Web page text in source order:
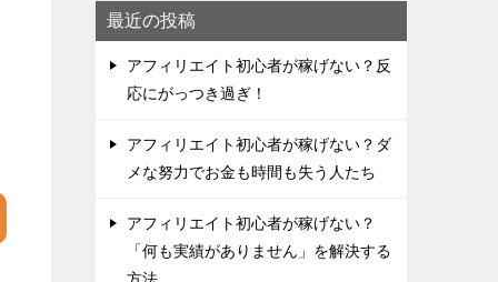
最近の投稿
アフィリエイト初心者が稼げない？反
応にがっつき過ぎ！
アフィリエイト初心者が稼げない？ダ
メな努力でお金も時間も失う人たち
アフィリエイト初心者が稼げない？
「何も実績がありません」を解決する